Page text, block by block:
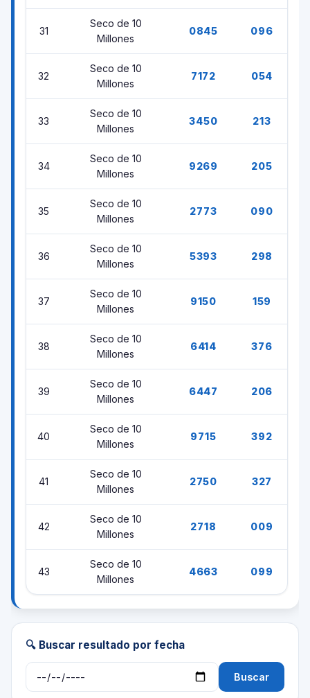
31
Seco de 10
Millones
0845 096
32
Seco de 10
Millones
7172 054
33
Seco de 10
Millones
3450 213
34
Seco de 10
Millones
9269 205
35
Seco de 10
Millones
2773 090
36
Seco de 10
Millones
5393 298
37
Seco de 10
Millones
9150 159
38
Seco de 10
Millones
6414 376
39
Seco de 10
Millones
6447 206
40
Seco de 10
Millones
9715 392
41
Seco de 10
Millones
2750 327
42
Seco de 10
Millones
2718 009
43
Seco de 10
Millones
4663 099
🔍 Buscar resultado por fecha
Buscar